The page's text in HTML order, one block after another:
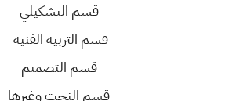
قسم التشكيلي
قسم التربيه الفنيه
قسم التصميم
قسم النحت وغيرها